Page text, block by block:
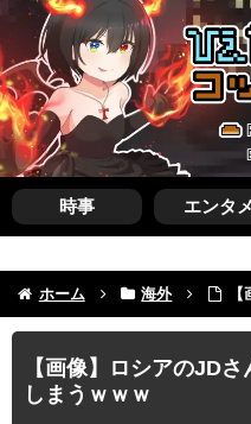
時事 エンタメ
ホーム 海外
【画像】ロシアのJD
しまうｗｗｗ